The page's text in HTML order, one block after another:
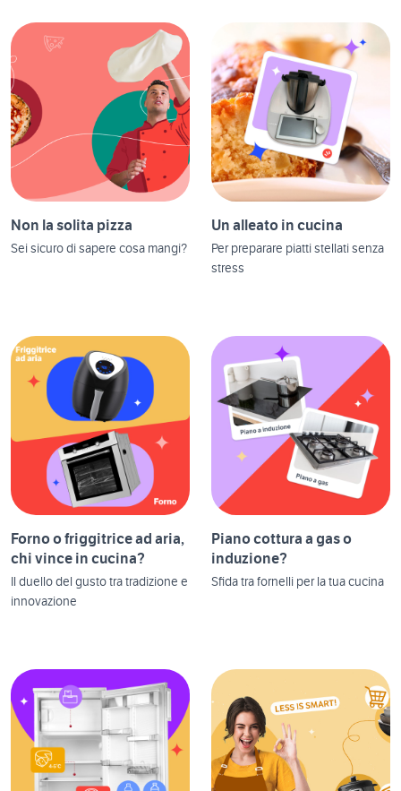
Non la solita pizza
Sei sicuro di sapere cosa mangi?
Un alleato in cucina
Per preparare piatti stellati senza
stress
Forno o friggitrice ad aria,
chi vince in cucina?
Il duello del gusto tra tradizione e
innovazione
Piano cottura a gas o
induzione?
Sfida tra fornelli per la tua cucina